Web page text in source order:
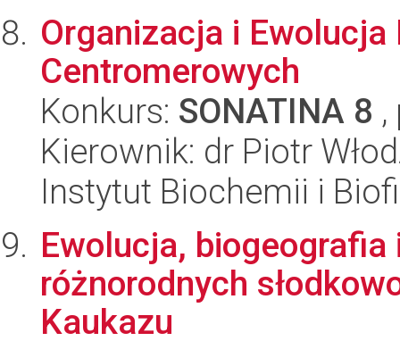
Organizacja i
Centromerowych
Konkurs: SONATINA 8
Kierownik: dr Piotr
Instytut Biochemii i
Ewolucja,
różnorodnych
Kaukazu